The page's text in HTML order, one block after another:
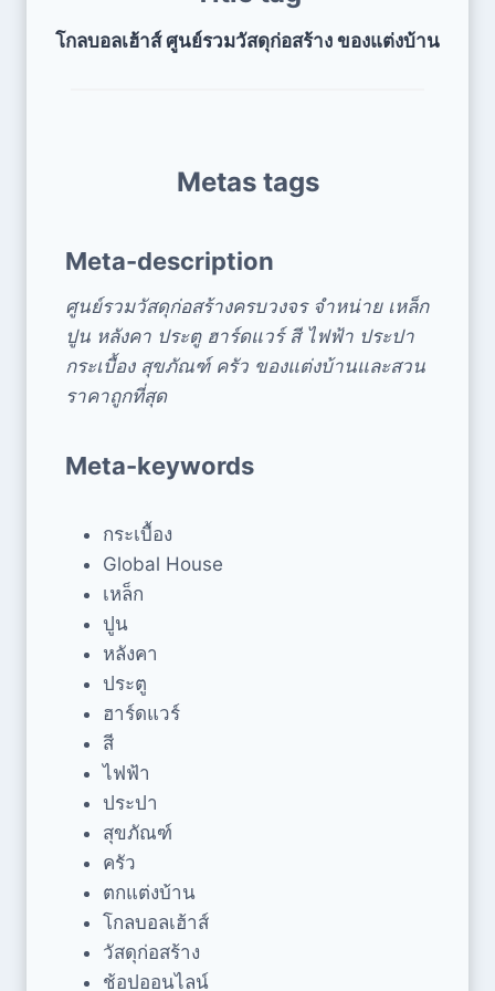
โกลบอลเฮ้าส์ ศูนย์รวมวัสดุก่อสร้าง ของแต่งบ้าน
Metas tags
Meta-description
ศูนย์รวมวัสดุก่อสร้างครบวงจร จำหน่าย เหล็ก
ปูน หลังคา ประตู ฮาร์ดแวร์ สี ไฟฟ้า ประปา
กระเบื้อง สุขภัณฑ์ ครัว ของแต่งบ้านและสวน
ราคาถูกที่สุด
Meta-keywords
กระเบื้อง
Global House
เหล็ก
ปูน
หลังคา
ประตู
ฮาร์ดแวร์
สี
ไฟฟ้า
ประปา
สุขภัณฑ์
ครัว
ตกแต่งบ้าน
โกลบอลเฮ้าส์
วัสดุก่อสร้าง
ช้อปออนไลน์